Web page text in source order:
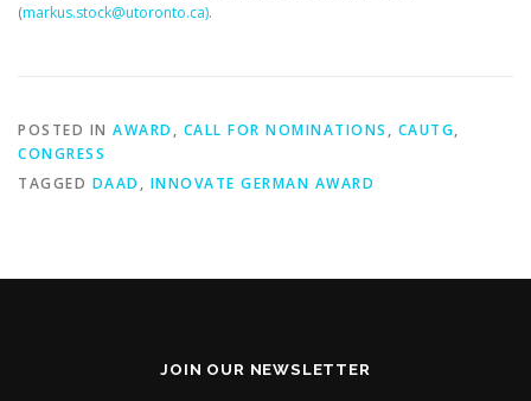
(markus.stock@utoronto.ca).
POSTED IN AWARD , CALL FOR NOMINATIONS , CAUTG,
CONGRESS
TAGGED DAAD , INNOVATE GERMAN AWARD
JOIN OUR NEWSLETTER